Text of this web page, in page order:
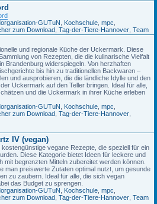
GUTuN Kochschule mpc
zum Download Tag-der-Tiere-Hannover Team
und regionale Küche der Uckermark. Diese
von Rezepten, die die kulinarische Vielfalt
Brandenburg widerspiegeln. Von herzhaften
bis hin zu traditionellen Backwaren –
und ausprobieren, die die ländliche Idylle und den
Uckermark auf den Teller bringen. Ideal für alle,
und die Uckermark in ihrer Küche erleben
GUTuN Kochschule mpc
zum Download Tag-der-Tiere-Hannover
IV (vegan)
vegane Rezepte, die speziell für ein
Diese Kategorie bietet Ideen für leckere und
mit begrenzten Mitteln zubereitet werden können.
man preiswerte Zutaten optimal nutzt, um gesunde
zu zaubern. Ideal für alle, die sich vegan
das Budget zu sprengen.
GUTuN Kochschule mpc
zum Download Tag-der-Tiere-Hannover Team